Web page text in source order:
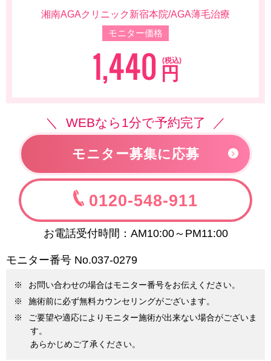
湘南AGAクリニック新宿本院/AGA薄毛治療
モニター価格
1,440 円
(税込)
WEBなら1分で予約完了
モニター募集に応募
0120-548-911
お電話受付時間：AM10:00～PM11:00
モニター番号 No.037-0279
お問い合わせの場合はモニター番号をお伝えください。
施術前に必ず無料カウンセリングがございます。
ご要望や適応によりモニター施術が出来ない場合がございま
す。
あらかじめご了承ください。